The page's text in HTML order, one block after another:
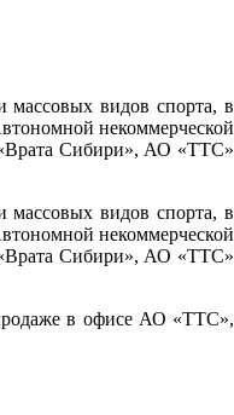
массовых видов спорта, в
некоммерческой
«Врата Сибири», АО «ТТС»
массовых видов спорта, в
некоммерческой
«Врата Сибири», АО «ТТС»
в офисе АО «ТТС»,